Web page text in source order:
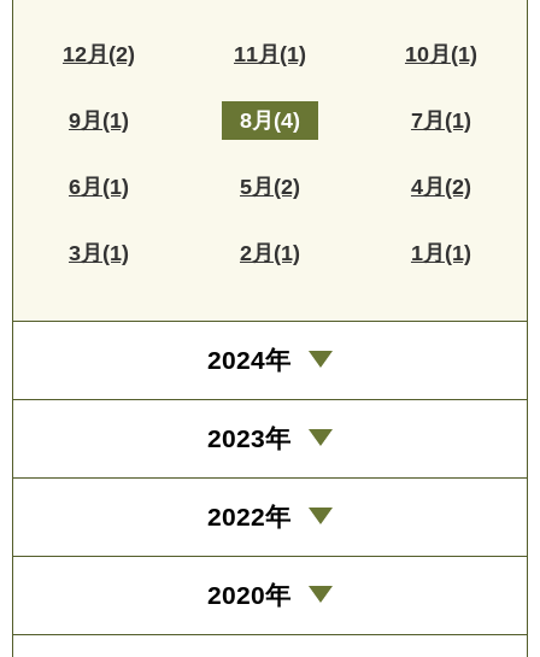
12月(2) 11月(1) 10月(1)
9月(1) 8月(4) 7月(1)
6月(1) 5月(2) 4月(2)
3月(1) 2月(1) 1月(1)
2024年
2023年
2022年
2020年